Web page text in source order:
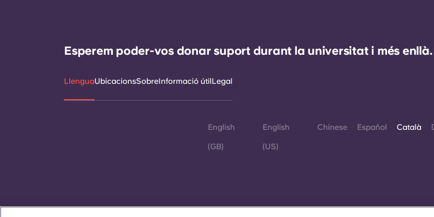
Esperem poder-vos donar suport durant la universitat i més enllà.
LlenguaUbicacionsSobreInformació útilLegal
English
(GB)
English
(US)
Chinese Español Català